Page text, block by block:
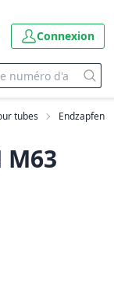
Connexion
tubes Endzapfen
M63